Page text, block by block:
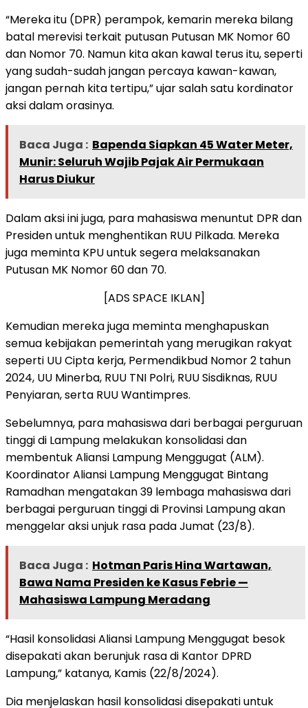
“Mereka itu (DPR) perampok, kemarin mereka bilang
batal merevisi terkait putusan Putusan MK Nomor 60
dan Nomor 70. Namun kita akan kawal terus itu, seperti
yang sudah-sudah jangan percaya kawan-kawan,
jangan pernah kita tertipu,” ujar salah satu kordinator
aksi dalam orasinya.
Baca Juga : ‎Bapenda Siapkan 45 Water Meter,
Munir: Seluruh Wajib Pajak Air Permukaan
Harus Diukur
Dalam aksi ini juga, para mahasiswa menuntut DPR dan
Presiden untuk menghentikan RUU Pilkada. Mereka
juga meminta KPU untuk segera melaksanakan
Putusan MK Nomor 60 dan 70.
[ADS SPACE IKLAN]
Kemudian mereka juga meminta menghapuskan
semua kebijakan pemerintah yang merugikan rakyat
seperti UU Cipta kerja, Permendikbud Nomor 2 tahun
2024, UU Minerba, RUU TNI Polri, RUU Sisdiknas, RUU
Penyiaran, serta RUU Wantimpres.
Sebelumnya, para mahasiswa dari berbagai perguruan
tinggi di Lampung melakukan konsolidasi dan
membentuk Aliansi Lampung Menggugat (ALM).
Koordinator Aliansi Lampung Menggugat Bintang
Ramadhan mengatakan 39 lembaga mahasiswa dari
berbagai perguruan tinggi di Provinsi Lampung akan
menggelar aksi unjuk rasa pada Jumat (23/8).
Baca Juga : Hotman Paris Hina Wartawan,
Bawa Nama Presiden ke Kasus Febrie —
Mahasiswa Lampung Meradang
“Hasil konsolidasi Aliansi Lampung Menggugat besok
disepakati akan berunjuk rasa di Kantor DPRD
Lampung,” katanya, Kamis (22/8/2024).
Dia menjelaskan hasil konsolidasi disepakati untuk